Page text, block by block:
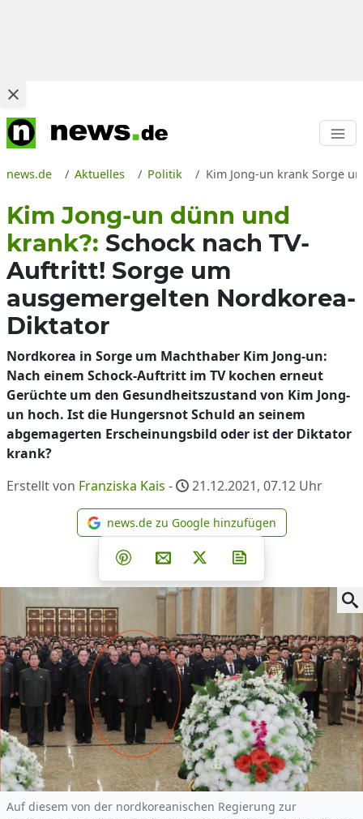
news.de Aktuelles Politik Kim Jong-un krank Sorge
Kim Jong-un dünn und
krank?: Schock nach TV-
Auftritt! Sorge um
ausgemergelten Nordkorea-
Diktator
Nordkorea in Sorge um Machthaber Kim Jong-un:
Nach einem Schock-Auftritt im TV kochen erneut
Gerüchte um den Gesundheitszustand von Kim Jong-
un hoch. Ist die Hungersnot Schuld an seinem
abgemagerten Erscheinungsbild oder ist der Diktator
krank?
Erstellt von Franziska Kais - 21.12.2021, 07.12 Uhr
news.de zu Google
news.de zu Google hinzufügen
Teilen auf Facebook
Teilen auf Whatsapp
Teilen auf Telegram
Teilen auf Pinterest
Per E-Mail teilen
Post auf X
Auf diesem von der nordkoreanischen Regierung zur